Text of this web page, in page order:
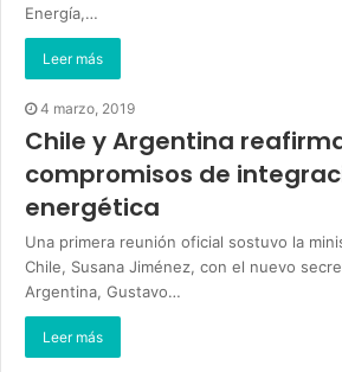
Energía,…
Leer más
4 marzo, 2019
Chile y Argentina
compromisos de
energética
Una primera reunión oficial sostuvo la
Chile, Susana Jiménez, con el nuevo
Argentina, Gustavo…
Leer más